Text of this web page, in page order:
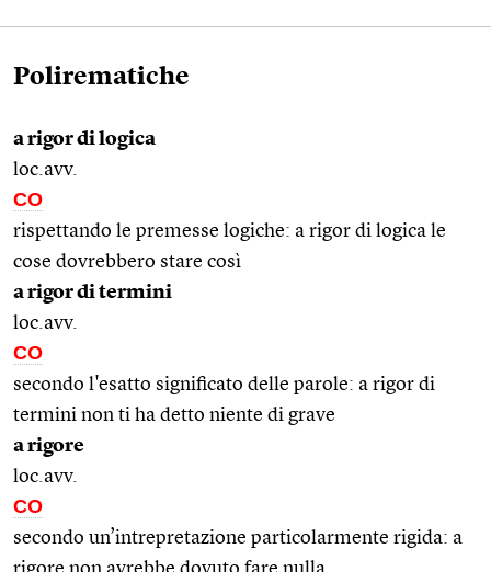
Polirematiche
a rigor di logica
loc.avv.
CO
rispettando le premesse logiche: a rigor di logica le
cose dovrebbero stare così
a rigor di termini
loc.avv.
CO
secondo l'esatto significato delle parole: a rigor di
termini non ti ha detto niente di grave
a rigore
loc.avv.
CO
secondo un’intrepretazione particolarmente rigida: a